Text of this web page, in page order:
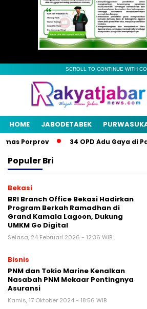
SCROLL TO CONTINUE WITH
HOME JABODETABEK
Porprov 34 OPD Adu Gaya di
PopulerBri
Bekasi
BRI Branch Office Bekasi Hadirkan
Program Berkah Ramadhan di
Grand Kamala Lagoon, Dukung
UMKM Go Digital
Selasa, 24 Februari 2026 - 12:36 WIB
Bisnis
PNM dan Tokio Marine Kenalkan
Nasabah PNM Mekaar Pentingnya
Asuransi
Kamis, 17 Oktober 2024 - 18:56 WIB